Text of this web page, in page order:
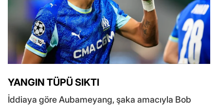
YANGIN TÜPÜ SIKTI
İddiaya göre Aubameyang, şaka amacıyla Bob